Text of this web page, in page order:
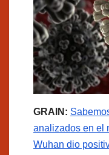
GRAIN:
analizados en el
Wuhan dio